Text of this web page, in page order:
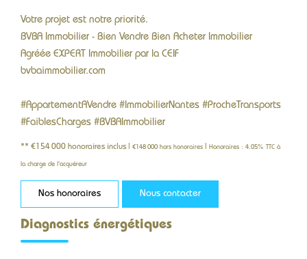
Votre projet est notre priorité.
BVBA Immobilier - Bien Vendre Bien Acheter Immobilier
Agréée EXPERT Immobilier par la CEIF
bvbaimmobilier.com
#AppartementAVendre #ImmobilierNantes #ProcheTransports
#FaiblesCharges #BVBAImmobilier
** €154 000 honoraires inclus | €148 000 hors honoraires | Honoraires : 4.05% TTC à
la charge de l'acquéreur
Nos honoraires Nous contacter
Diagnostics énergétiques